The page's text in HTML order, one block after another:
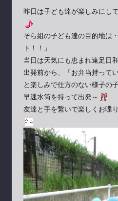
昨日は子ども達が楽しみにし
そら組の子ども達の目的地は
ト！！」
当日は天気にも恵まれ遠足日
出発前から、「お弁当持って
と楽しみで仕方のない様子の子
早速水筒を持って出発～
友達と手を繋いで楽しくお喋